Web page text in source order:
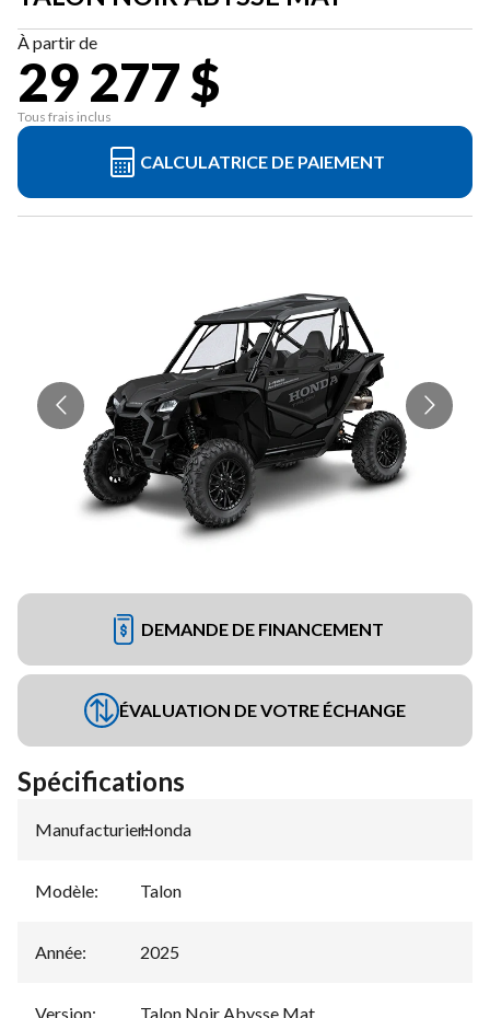
À partir de
29 277 $
Tous frais inclus
CALCULATRICE DE PAIEMENT
DEMANDE DE FINANCEMENT
ÉVALUATION DE VOTRE ÉCHANGE
Spécifications
Manufacturier:
Honda
Modèle: Talon
Année: 2025
Version: Talon Noir Abysse Mat